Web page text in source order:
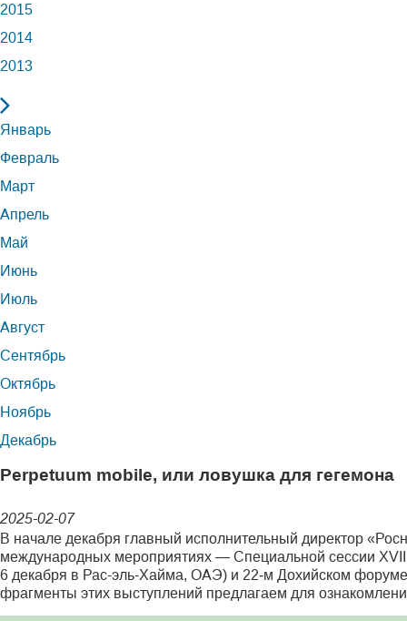
2015
2014
2013
Январь
Февраль
Март
Апрель
Май
Июнь
Июль
Август
Сентябрь
Октябрь
Ноябрь
Декабрь
Perpetuum mobile, или ловушка для гегемона
2025-02-07
В начале декабря главный исполнительный директор
международных мероприятиях — Специальной сессии
6 декабря в Рас-эль-Хайма, ОАЭ) и 22‑м Дохийском
фрагменты этих выступлений предлагаем для